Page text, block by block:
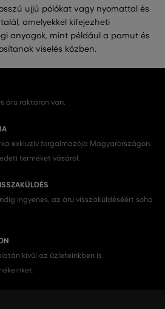
ujjú pólókat vagy nyomattal és
amelyekkel kifejezheti
anyagok, mint például a pamut és
viselés közben.
áru raktáron van.
exkluzív forgalmazója Magyarországon.
terméket vásárol.
ingyenes, az áru visszaküldéséért soha
kívül az üzleteinkben is